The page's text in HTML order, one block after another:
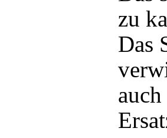
zu
Das